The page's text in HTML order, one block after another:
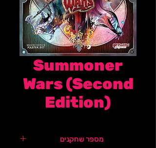
Summoner
Wars (Second
Edition)
מספר שחקנים